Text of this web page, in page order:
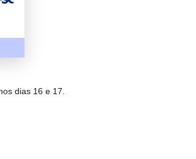
dias 16 e 17.